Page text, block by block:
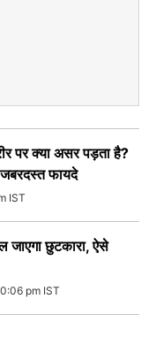
पर क्या असर पड़ता है?
फायदे
IST
जाएगा छुटकारा, ऐसे
pm IST